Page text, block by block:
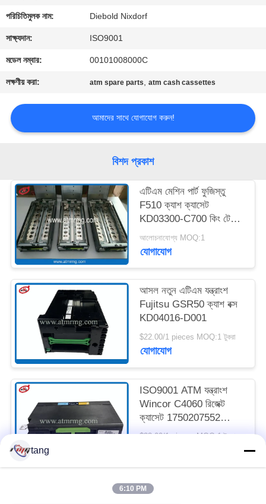
আমাদের
সাথে
যোগাযোগ
মামলা
উদ্ধৃতি
অনুরোধ
করুন
সাইট
ম্যাপ
গোপনীয়তা
পরিচিতিমুলক নাম: Diebold Nixdorf
সাক্ষ্যদান: ISO9001
মডেল নম্বার: 00101008000C
লক্ষণীয় করা: atm spare parts,atm cash cassettes
আমাদের সাথে যোগাযোগ করুন!
বিশদ প্রকাশ
এটিএম মেশিন পার্ট ফুজিস্তু
F510 ক্যাশ ক্যাসেট
KD03300-C700 কিং টেলার
ক্যাশ ক্যাসেট
আলোচনাযোগ্য MOQ:1
যোগাযোগ
আসল নতুন এটিএম যন্ত্রাংশ
Fujitsu GSR50 ক্যাশ বক্স
KD04016-D001
$22.00/1 pieces MOQ:1 টুকরা
যোগাযোগ
ISO9001 ATM যন্ত্রাংশ
Wincor C4060 রিজেক্ট
ক্যাসেট 1750207552
01750207552
$22.00/1 pieces MOQ:1 টুকরা
tang
6:10 PM